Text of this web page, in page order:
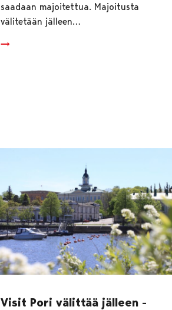
saadaan majoitettua. Majoitusta
välitetään jälleen…
Visit Pori välittää jälleen -